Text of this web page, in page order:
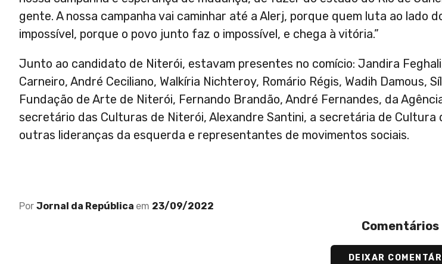
gente. A nossa campanha vai caminhar até a Alerj, porque quem luta ao lado
impossível, porque o povo junto faz o impossível, e chega à vitória.”
Junto ao candidato de Niterói, estavam presentes no comício: Jandira
Carneiro, André Ceciliano, Walkíria Nichteroy, Romário Régis, Wadih Damous,
Fundação de Arte de Niterói, Fernando Brandão, André Fernandes, da
secretário das Culturas de Niterói, Alexandre Santini, a secretária de Cultura
outras lideranças da esquerda e representantes de movimentos sociais.
Por Jornal da República em 23/09/2022
Comentários
DEIXAR